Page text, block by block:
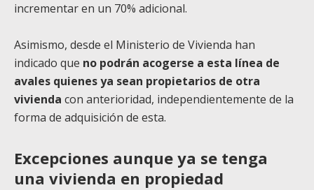
incrementar en un 70% adicional.
Asimismo, desde el Ministerio de Vivienda han
indicado que no podrán acogerse a esta línea de
avales quienes ya sean propietarios de otra
vivienda con anterioridad, independientemente de la
forma de adquisición de esta.
Excepciones aunque ya se tenga
una vivienda en propiedad